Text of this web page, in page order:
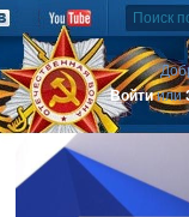
Войтиили